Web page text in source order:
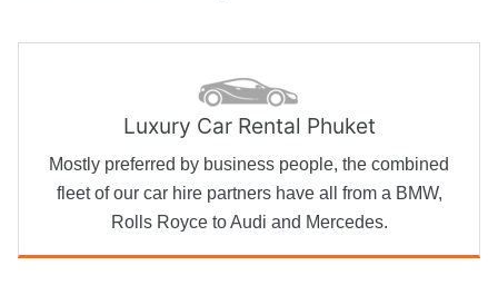
Luxury Car Rental Phuket
Mostly preferred by business people, the combined
fleet of our car hire partners have all from a BMW,
Rolls Royce to Audi and Mercedes.